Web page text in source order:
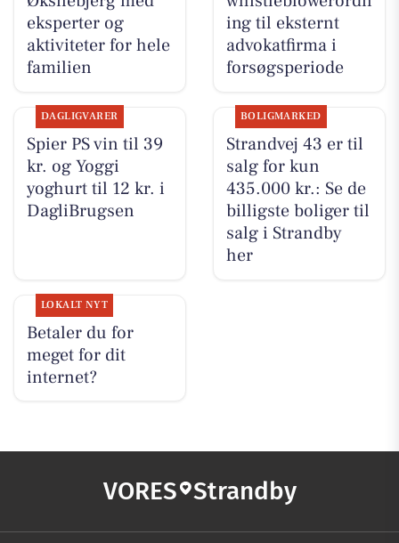
eksperter og
aktiviteter for hele
familien
ing til eksternt
advokatfirma i
forsøgsperiode
DAGLIGVARER
Spier PS vin til 39
kr. og Yoggi
yoghurt til 12 kr. i
DagliBrugsen
BOLIGMARKED
Strandvej 43 er til
salg for kun
435.000 kr.: Se de
billigste boliger til
salg i Strandby
her
LOKALT NYT
Betaler du for
meget for dit
internet?
VORES Strandby